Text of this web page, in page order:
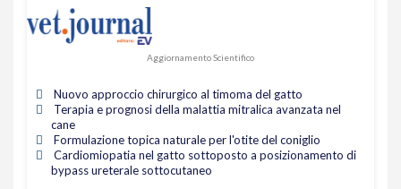
Aggiornamento Scientifico
Nuovo approccio chirurgico al timoma del gatto
Terapia e prognosi della malattia mitralica avanzata nel
cane
Formulazione topica naturale per l'otite del coniglio
Cardiomiopatia nel gatto sottoposto a posizionamento di
bypass ureterale sottocutaneo